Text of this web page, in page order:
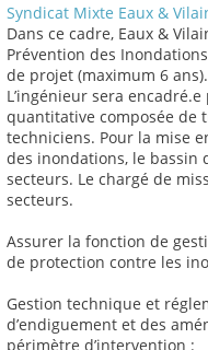
Syndicat Mixte Eaux &
Dans ce cadre, Eaux &
Prévention des
de projet (maximum 6 ans).
L’ingénieur sera
quantitative composée de
techniciens. Pour la mise
des inondations, le bassin
secteurs. Le chargé de
secteurs.
Assurer la fonction de
de protection contre les
Gestion technique et
d’endiguement et des
périmètre d’intervention :